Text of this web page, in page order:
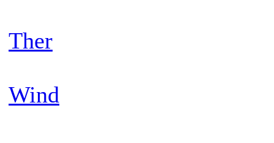
Ther
Wind